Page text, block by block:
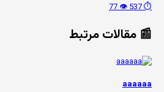
⏱️ 537
👁️ 77
📰 مقالات مرتبط
aaaaaa